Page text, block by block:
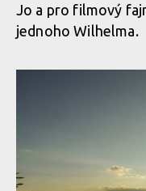
Jo a pro filmový
jednoho Wilhelma.